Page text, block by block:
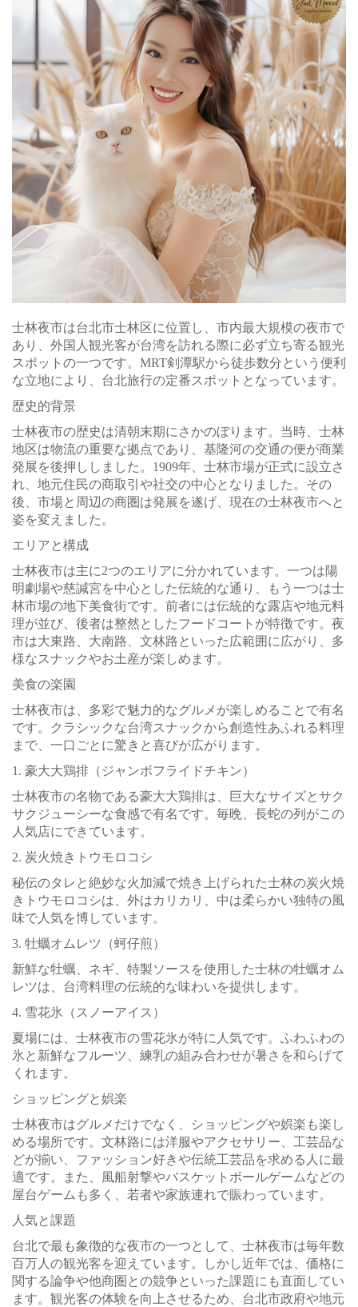
士林夜市は台北市士林区に位置し、市内最大規模の夜市で
あり、外国人観光客が台湾を訪れる際に必ず立ち寄る観光
スポットの一つです。MRT剣潭駅から徒歩数分という便利
な立地により、台北旅行の定番スポットとなっています。
歴史的背景
士林夜市の歴史は清朝末期にさかのぼります。当時、士林
地区は物流の重要な拠点であり、基隆河の交通の便が商業
発展を後押ししました。1909年、士林市場が正式に設立さ
れ、地元住民の商取引や社交の中心となりました。その
後、市場と周辺の商圏は発展を遂げ、現在の士林夜市へと
姿を変えました。
エリアと構成
士林夜市は主に2つのエリアに分かれています。一つは陽
明劇場や慈諴宮を中心とした伝統的な通り、もう一つは士
林市場の地下美食街です。前者には伝統的な露店や地元料
理が並び、後者は整然としたフードコートが特徴です。夜
市は大東路、大南路、文林路といった広範囲に広がり、多
様なスナックやお土産が楽しめます。
美食の楽園
士林夜市は、多彩で魅力的なグルメが楽しめることで有名
です。クラシックな台湾スナックから創造性あふれる料理
まで、一口ごとに驚きと喜びが広がります。
1. 豪大大鶏排（ジャンボフライドチキン）
士林夜市の名物である豪大大鶏排は、巨大なサイズとサク
サクジューシーな食感で有名です。毎晩、長蛇の列がこの
人気店にできています。
2. 炭火焼きトウモロコシ
秘伝のタレと絶妙な火加減で焼き上げられた士林の炭火焼
きトウモロコシは、外はカリカリ、中は柔らかい独特の風
味で人気を博しています。
3. 牡蠣オムレツ（蚵仔煎）
新鮮な牡蠣、ネギ、特製ソースを使用した士林の牡蠣オム
レツは、台湾料理の伝統的な味わいを提供します。
4. 雪花氷（スノーアイス）
夏場には、士林夜市の雪花氷が特に人気です。ふわふわの
氷と新鮮なフルーツ、練乳の組み合わせが暑さを和らげて
くれます。
ショッピングと娯楽
士林夜市はグルメだけでなく、ショッピングや娯楽も楽し
める場所です。文林路には洋服やアクセサリー、工芸品な
どが揃い、ファッション好きや伝統工芸品を求める人に最
適です。また、風船射撃やバスケットボールゲームなどの
屋台ゲームも多く、若者や家族連れで賑わっています。
人気と課題
台北で最も象徴的な夜市の一つとして、士林夜市は毎年数
百万人の観光客を迎えています。しかし近年では、価格に
関する論争や他商圏との競争といった課題にも直面してい
ます。観光客の体験を向上させるため、台北市政府や地元